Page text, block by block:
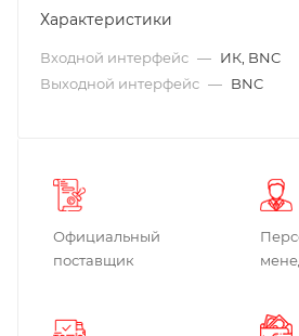
Характеристики
Входной интерфейс — ИК, BNC
Выходной интерфейс — BNC
Официальный
поставщик